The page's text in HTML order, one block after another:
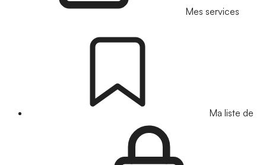
Mes services
Ma liste de